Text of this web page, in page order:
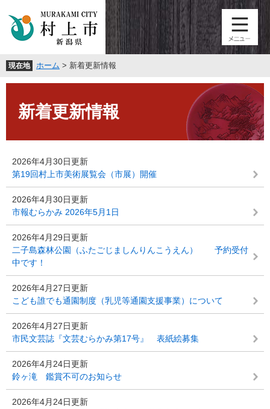
頭
で
飛
ば
現在地 ホーム > 新着更新情報
新着更新情報
2026年4月30日更新
第19回村上市美術展覧会（市展）開催
2026年4月30日更新
市報むらかみ 2026年5月1日
2026年4月29日更新
二子島森林公園（ふたごじましんりんこうえん） 予約受付
中です！
2026年4月27日更新
こども誰でも通園制度（乳児等通園支援事業）について
2026年4月27日更新
市民文芸誌『文芸むらかみ第17号』 表紙絵募集
2026年4月24日更新
鈴ヶ滝 鑑賞不可のお知らせ
2026年4月24日更新